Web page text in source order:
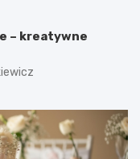
– kreatywne